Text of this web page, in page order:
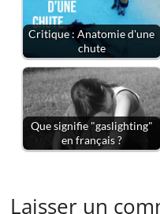
Critique : Anatomie d'une
chute
Que signifie "gaslighting"
en français ?
Laisser un